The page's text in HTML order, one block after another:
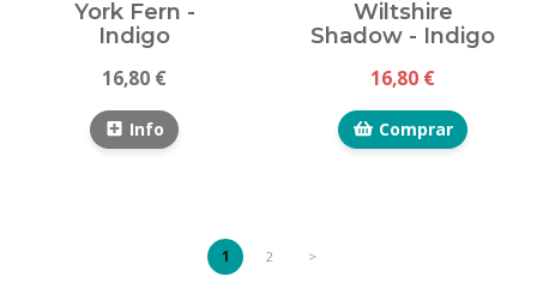
York Fern -
Indigo
16,80 €
Info
Wiltshire
Shadow - Indigo
16,80 €
Comprar
1 2 >